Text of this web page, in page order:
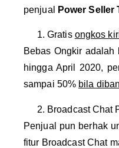
penjual
Power Seller
Gratis ongkos
Bebas Ongkir adalah
hingga April 2020,
sampai 50% bila
Broadcast Chat
Penjual pun berhak
fitur Broadcast Chat